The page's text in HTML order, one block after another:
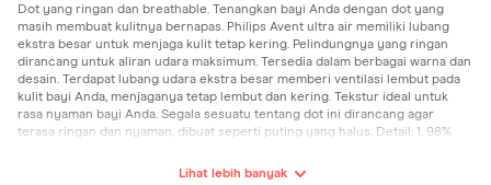
Dot yang ringan dan breathable. Tenangkan bayi Anda dengan dot yang
masih membuat kulitnya bernapas. Philips Avent ultra air memiliki lubang
ekstra besar untuk menjaga kulit tetap kering. Pelindungnya yang ringan
dirancang untuk aliran udara maksimum. Tersedia dalam berbagai warna dan
desain. Terdapat lubang udara ekstra besar memberi ventilasi lembut pada
kulit bayi Anda, menjaganya tetap lembut dan kering. Tekstur ideal untuk
rasa nyaman bayi Anda. Segala sesuatu tentang dot ini dirancang agar
terasa ringan dan nyaman, dibuat seperti puting yang halus. Detail: 1. 98%
Lihat lebih banyak